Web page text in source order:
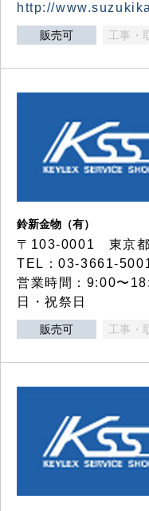
http://
販売可 工事・
鈴新金物（有）
〒103-0001 東京都
TEL：03-3661-
営業時間：9:00〜
日・祝祭日
販売可 工事・